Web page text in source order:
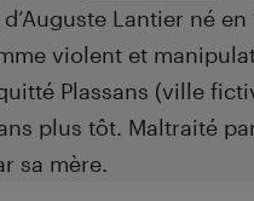
Lantier né en
violent et
Plassans (ville
plus tôt. Maltraité
sa mère.